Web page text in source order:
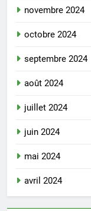
novembre 2024
octobre 2024
septembre 2024
août 2024
juillet 2024
juin 2024
mai 2024
avril 2024